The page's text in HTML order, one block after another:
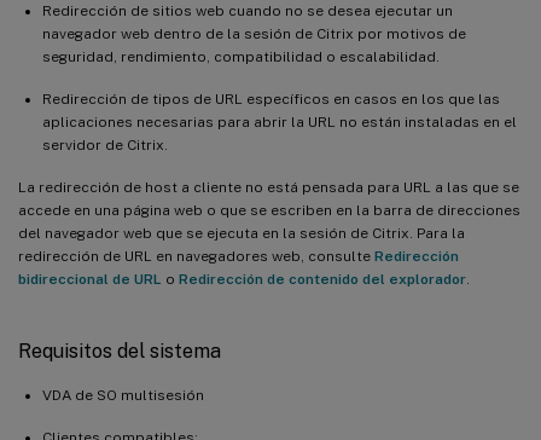
Redirección de sitios web cuando no se desea ejecutar un
navegador web dentro de la sesión de Citrix por motivos de
seguridad, rendimiento, compatibilidad o escalabilidad.
Redirección de tipos de URL específicos en casos en los que las
aplicaciones necesarias para abrir la URL no están instaladas en el
servidor de Citrix.
La redirección de host a cliente no está pensada para URL a las que se
accede en una página web o que se escriben en la barra de direcciones
del navegador web que se ejecuta en la sesión de Citrix. Para la
redirección de URL en navegadores web, consulte Redirección
bidireccional de URL o Redirección de contenido del explorador
Requisitos del sistema
VDA de SO multisesión